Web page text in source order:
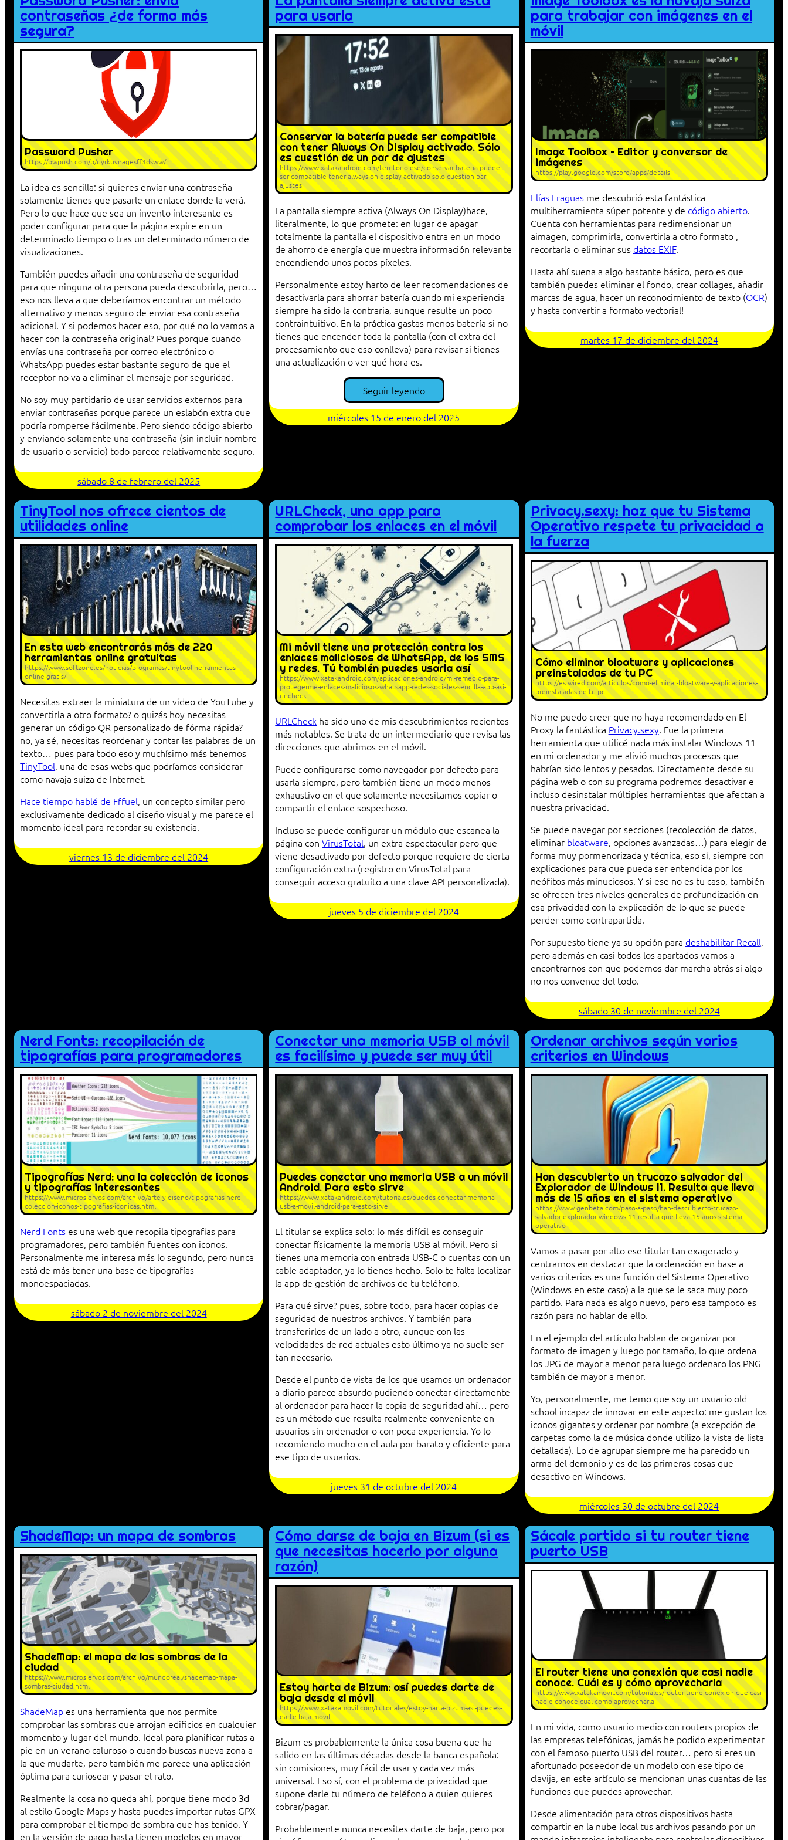
contraseñas ¿de forma más
segura?
Password Pusher
https://pwpush.com/p/uyrkuvnagesff3dsww/r
La idea es sencilla: si quieres enviar una contraseña
solamente tienes que pasarle un enlace donde la verá.
Pero lo que hace que sea un invento interesante es
poder configurar para que la página expire en un
determinado tiempo o tras un determinado número de
visualizaciones.
También puedes añadir una contraseña de seguridad
para que ninguna otra persona pueda descubrirla, pero…
eso nos lleva a que deberíamos encontrar un método
alternativo y menos seguro de enviar esa contraseña
adicional. Y si podemos hacer eso, por qué no lo vamos a
hacer con la contraseña original? Pues porque cuando
envías una contraseña por correo electrónico o
WhatsApp puedes estar bastante seguro de que el
receptor no va a eliminar el mensaje por seguridad.
No soy muy partidario de usar servicios externos para
enviar contraseñas porque parece un eslabón extra que
podría romperse fácilmente. Pero siendo código abierto
y enviando solamente una contraseña (sin incluir nombre
de usuario o servicio) todo parece relativamente seguro.
sábado 8 de febrero del 2025
para usarla
Conservar la batería puede ser compatible
con tener Always On Display activado. Sólo
es cuestión de un par de ajustes
https://www.xatakandroid.com/territorio-ese/conservar-bateria-puede-
ser-compatible-tener-always-on-display-activado-solo-cuestion-par-
ajustes
La pantalla siempre activa (Always On Display)hace,
literalmente, lo que promete: en lugar de apagar
totalmente la pantalla el dispositivo entra en un modo
de ahorro de energía que muestra información relevante
encendiendo unos pocos píxeles.
Personalmente estoy harto de leer recomendaciones de
desactivarla para ahorrar batería cuando mi experiencia
siempre ha sido la contraria, aunque resulte un poco
contraintuitivo. En la práctica gastas menos batería si no
tienes que encender toda la pantalla (con el extra del
procesamiento que eso conlleva) para revisar si tienes
una actualización o ver qué hora es.
Seguir leyendo
miércoles 15 de enero del 2025
para trabajar con imágenes en el
móvil
Image Toolbox – Editor y conversor de
imágenes
https://play.google.com/store/apps/details
Elías Fraguasme descubrió esta fantástica
multiherramienta súper potente y de código abierto.
Cuenta con herramientas para redimensionar un
aimagen, comprimirla, convertirla a otro formato ,
recortarla o eliminar sus datos EXIF.
Hasta ahí suena a algo bastante básico, pero es que
también puedes eliminar el fondo, crear collages, añadir
marcas de agua, hacer un reconocimiento de texto (OCR)
y hasta convertir a formato vectorial!
martes 17 de diciembre del 2024
TinyTool nos ofrece cientos de
utilidades online
En esta web encontrarás más de 220
herramientas online gratuitas
https://www.softzone.es/noticias/programas/tinytool-herramientas-
online-gratis/
Necesitas extraer la miniatura de un vídeo de YouTube y
convertirla a otro formato? o quizás hoy necesitas
generar un código QR personalizado de fórma rápida?
no, ya sé, necesitas reordenar y contar las palabras de un
texto… pues para todo eso y muchísimo más tenemos
TinyTool, una de esas webs que podríamos considerar
como navaja suiza de Internet.
Hace tiempo hablé de Fffuel, un concepto similar pero
exclusivamente dedicado al diseño visual y me parece el
momento ideal para recordar su existencia.
viernes 13 de diciembre del 2024
URLCheck, una app para
comprobar los enlaces en el móvil
Mi móvil tiene una protección contra los
enlaces maliciosos de WhatsApp, de los SMS
y redes. Tú también puedes usarla así
https://www.xatakandroid.com/aplicaciones-android/mi-remedio-para-
protegerme-enlaces-maliciosos-whatsapp-redes-sociales-sencilla-app-asi-
urlcheck
URLCheck ha sido uno de mis descubrimientos recientes
más notables. Se trata de un intermediario que revisa las
direcciones que abrimos en el móvil.
Puede configurarse como navegador por defecto para
usarla siempre, pero también tiene un modo menos
exhaustivo en el que solamente necesitamos copiar o
compartir el enlace sospechoso.
Incluso se puede configurar un módulo que escanea la
página conVirusTotal, un extra espectacular pero que
viene desactivado por defecto porque requiere de cierta
configuración extra (registro en VirusTotal para
conseguir acceso gratuito a una clave API personalizada).
jueves 5 de diciembre del 2024
Privacy.sexy: haz que tu Sistema
Operativo respete tu privacidad a
la fuerza
Cómo eliminar bloatware y aplicaciones
preinstaladas de tu PC
https://es.wired.com/articulos/como-eliminar-bloatware-y-aplicaciones-
preinstaladas-de-tu-pc
No me puedo creer que no haya recomendado en El
Proxy la fantástica Privacy.sexy. Fue la primera
herramienta que utilicé nada más instalar Windows 11
en mi ordenador y me alivió muchos procesos que
habrían sido lentos y pesados. Directamente desde su
página web o con su programa podremos desactivar e
incluso desinstalar múltiples herramientas que afectan a
nuestra privacidad.
Se puede navegar por secciones (recolección de datos,
eliminar bloatware, opciones avanzadas…) para elegir de
forma muy pormenorizada y técnica, eso sí, siempre con
explicaciones para que pueda ser entendida por los
neófitos más minuciosos. Y si ese no es tu caso, también
se ofrecen tres niveles generales de profundización en
esa privacidad con la explicación de lo que se puede
perder como contrapartida.
Por supuesto tiene ya su opción para deshabilitar Recall,
pero además en casi todos los apartados vamos a
encontrarnos con que podemos dar marcha atrás si algo
no nos convence del todo.
sábado 30 de noviembre del 2024
Nerd Fonts: recopilación de
tipografías para programadores
Tipografías Nerd: una la colección de iconos
y tipografías interesantes
https://www.microsiervos.com/archivo/arte-y-diseno/tipografias-nerd-
coleccion-iconos-tipografias-iconicas.html
Nerd Fonts es una web que recopila tipografías para
programadores, pero también fuentes con iconos.
Personalmente me interesa más lo segundo, pero nunca
está de más tener una base de tipografías
monoespaciadas.
sábado 2 de noviembre del 2024
Conectar una memoria USB al móvil
es facilísimo y puede ser muy útil
Puedes conectar una memoria USB a un móvil
Android. Para esto sirve
https://www.xatakandroid.com/tutoriales/puedes-conectar-memoria-
usb-a-movil-android-para-esto-sirve
El titular se explica solo: lo más difícil es conseguir
conectar físicamente la memoria USB al móvil. Pero si
tienes una memoria con entrada USB-C o cuentas con un
cable adaptador, ya lo tienes hecho. Solo te falta localizar
la app de gestión de archivos de tu teléfono.
Para qué sirve? pues, sobre todo, para hacer copias de
seguridad de nuestros archivos. Y también para
transferirlos de un lado a otro, aunque con las
velocidades de red actuales esto último ya no suele ser
tan necesario.
Desde el punto de vista de los que usamos un ordenador
a diario parece absurdo pudiendo conectar directamente
al ordenador para hacer la copia de seguridad ahí… pero
es un método que resulta realmente conveniente en
usuarios sin ordenador o con poca experiencia. Yo lo
recomiendo mucho en el aula por barato y eficiente para
ese tipo de usuarios.
jueves 31 de octubre del 2024
Ordenar archivos según varios
criterios en Windows
Han descubierto un trucazo salvador del
Explorador de Windows 11. Resulta que lleva
más de 15 años en el sistema operativo
https://www.genbeta.com/paso-a-paso/han-descubierto-trucazo-
salvador-explorador-windows-11-resulta-que-lleva-15-anos-sistema-
operativo
Vamos a pasar por alto ese titular tan exagerado y
centrarnos en destacar que la ordenación en base a
varios criterios es una función del Sistema Operativo
(Windows en este caso) a la que se le saca muy poco
partido. Para nada es algo nuevo, pero esa tampoco es
razón para no hablar de ello.
En el ejemplo del artículo hablan de organizar por
formato de imagen y luego por tamaño, lo que ordena
los JPG de mayor a menor para luego ordenaro los PNG
también de mayor a menor.
Yo, personalmente, me temo que soy un usuario old
school incapaz de innovar en este aspecto: me gustan los
iconos gigantes y ordenar por nombre (a excepción de
carpetas como la de música donde utilizo la vista de lista
detallada). Lo de agrupar siempre me ha parecido un
arma del demonio y es de las primeras cosas que
desactivo en Windows.
miércoles 30 de octubre del 2024
ShadeMap: un mapa de sombras
ShadeMap: el mapa de las sombras de la
ciudad
https://www.microsiervos.com/archivo/mundoreal/shademap-mapa-
sombras-ciudad.html
ShadeMap es una herramienta que nos permite
comprobar las sombras que arrojan edificios en cualquier
momento y lugar del mundo. Ideal para planificar rutas a
pie en un verano caluroso o cuando buscas nueva zona a
la que mudarte, pero también me parece una aplicación
óptima para curiosear y pasar el rato.
Realmente la cosa no queda ahí, porque tiene modo 3d
al estilo Google Maps y hasta puedes importar rutas GPX
para comprobar el tiempo de sombra que has tenido. Y
en la versión de pago hasta tienen modelos en mayor
Cómo darse de baja en Bizum (si es
que necesitas hacerlo por alguna
razón)
Estoy harta de Bizum: así puedes darte de
baja desde el móvil
https://www.xatakamovil.com/tutoriales/estoy-harta-bizum-asi-puedes-
darte-baja-movil
Bizum es probablemente la única cosa buena que ha
salido en las últimas décadas desde la banca española:
sin comisiones, muy fácil de usar y cada vez más
universal. Eso sí, con el problema de privacidad que
supone darle tu número de teléfono a quien quieres
cobrar/pagar.
Probablemente nunca necesites darte de baja, pero por
Sácale partido si tu router tiene
puerto USB
El router tiene una conexión que casi nadie
conoce. Cuál es y cómo aprovecharla
https://www.xatakamovil.com/tutoriales/router-tiene-conexion-que-casi-
nadie-conoce-cual-como-aprovecharla
En mi vida, como usuario medio con routers propios de
las empresas telefónicas, jamás he podido experimentar
con el famoso puerto USB del router… pero si eres un
afortunado poseedor de un modelo con ese tipo de
clavija, en este artículo se mencionan unas cuantas de las
funciones que puedes aprovechar.
Desde alimentación para otros dispositivos hasta
compartir en la nube local tus archivos pasando por un